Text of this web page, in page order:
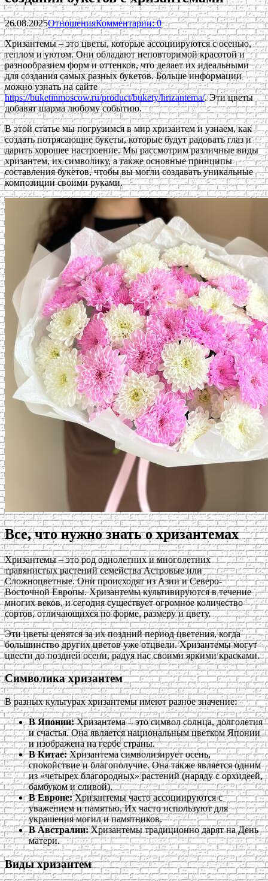
26.08.2025ОтношенияКомментарии: 0
Хризантемы – это цветы, которые ассоциируются с осенью,
теплом и уютом. Они обладают неповторимой красотой и
разнообразием форм и оттенков, что делает их идеальными
для создания самых разных букетов. Больше информации
можно узнать на сайте
https://buketinmoscow.ru/product/bukety/hrizantema/. Эти цветы
добавят шарма любому событию.
В этой статье мы погрузимся в мир хризантем и узнаем, как
создать потрясающие букеты, которые будут радовать глаз и
дарить хорошее настроение. Мы рассмотрим различные виды
хризантем, их символику, а также основные принципы
составления букетов, чтобы вы могли создавать уникальные
композиции своими руками.
Все, что нужно знать о хризантемах
Хризантемы – это род однолетних и многолетних
травянистых растений семейства Астровые или
Сложноцветные. Они происходят из Азии и Северо-
Восточной Европы. Хризантемы культивируются в течение
многих веков, и сегодня существует огромное количество
сортов, отличающихся по форме, размеру и цвету.
Эти цветы ценятся за их поздний период цветения, когда
большинство других цветов уже отцвели. Хризантемы могут
цвести до поздней осени, радуя нас своими яркими красками.
Символика хризантем
В разных культурах хризантемы имеют разное значение:
В Японии:Хризантема – это символ солнца, долголетия
и счастья. Она является национальным цветком Японии
и изображена на гербе страны.
В Китае:Хризантема символизирует осень,
спокойствие и благополучие. Она также является одним
из «четырех благородных» растений (наряду с орхидеей,
бамбуком и сливой).
В Европе:Хризантемы часто ассоциируются с
уважением и памятью. Их часто используют для
украшения могил и памятников.
В Австралии:Хризантемы традиционно дарят на День
матери.
Виды хризантем